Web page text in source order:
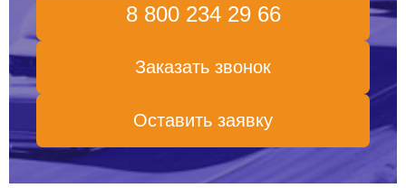
8 800 234 29 66
Заказать звонок
Оставить заявку